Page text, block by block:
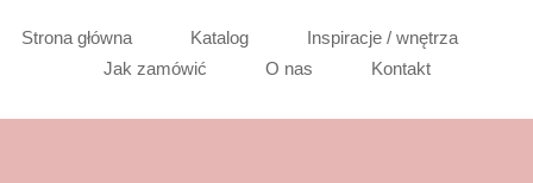
Strona główna Katalog
Inspiracje / wnętrza
Jak zamówić
O nas Kontakt